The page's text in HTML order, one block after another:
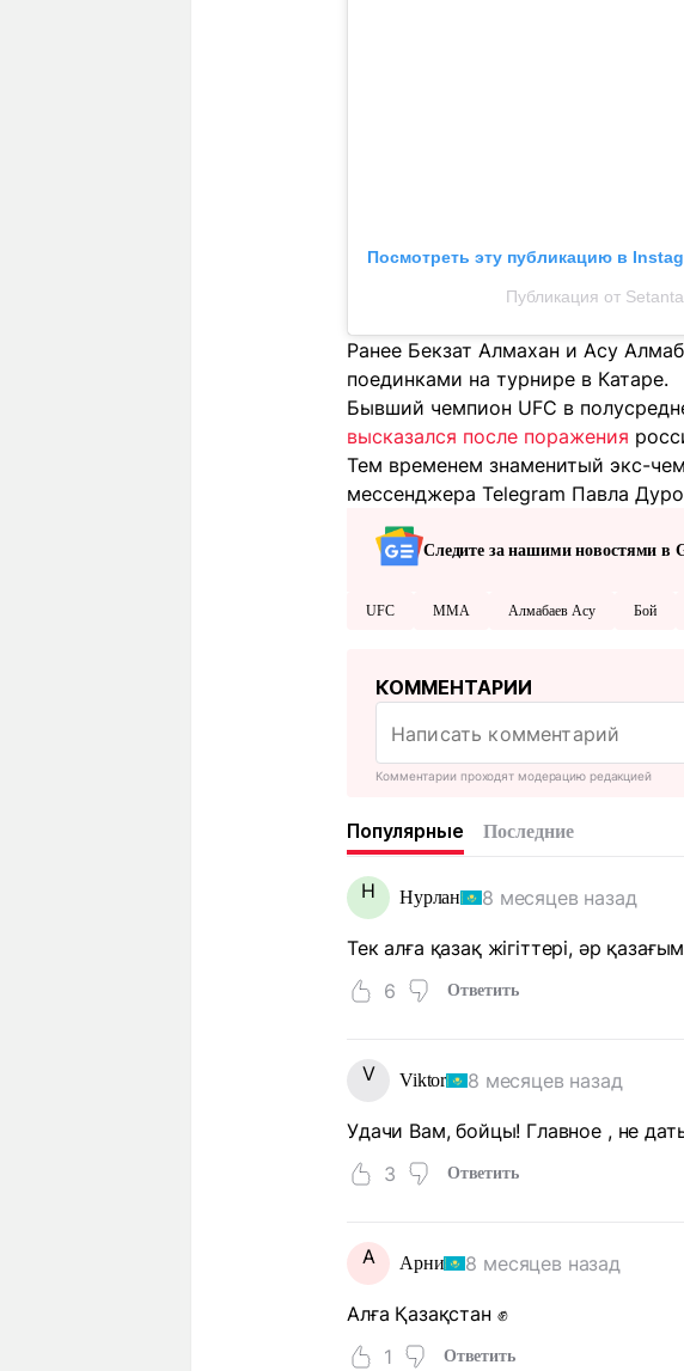
Посмотреть эту публикацию в
Публикация от
Ранее Бекзат Алмахан и Асу
поединками на турнире в Катаре.
Бывший чемпион UFC в
высказался после поражения
Тем временем знаменитый экс-
мессенджера Telegram Павла
Следите за нашими новостями в
UFC MMA Алмабаев Асу Бой
КОММЕНТАРИИ
Комментарии проходят модерацию редакцией
Популярные Последние
Н Нурлан 8 месяцев назад
Тек алға қазақ жігіттері, әр
6
Ответить
V Viktor 8 месяцев назад
Удачи Вам, бойцы! Главное , не
3
Ответить
А Арни 8 месяцев назад
Алға Қазақстан ✊
1
Ответить